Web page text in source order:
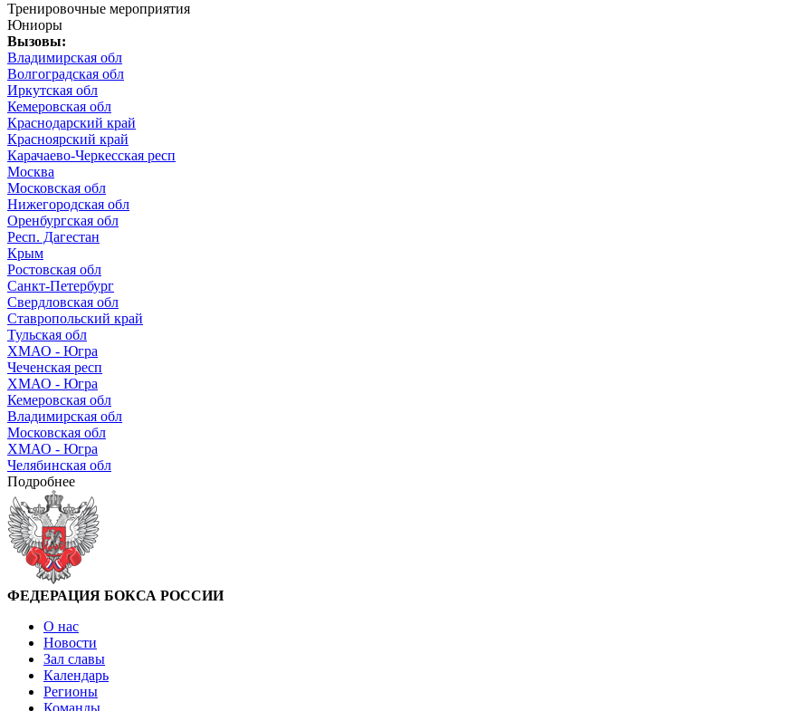
Тренировочные мероприятия
Юниоры
Вызовы:
Владимирская обл
Волгоградская обл
Иркутская обл
Кемеровская обл
Краснодарский край
Красноярский край
Карачаево-Черкесская респ
Москва
Московская обл
Нижегородская обл
Оренбургская обл
Респ. Дагестан
Крым
Ростовская обл
Санкт-Петербург
Свердловская обл
Ставропольский край
Тульская обл
ХМАО - Югра
Чеченская респ
ХМАО - Югра
Кемеровская обл
Владимирская обл
Московская обл
ХМАО - Югра
Челябинская обл
Подробнее
ФЕДЕРАЦИЯ БОКСА РОССИИ
О нас
Новости
Зал славы
Календарь
Регионы